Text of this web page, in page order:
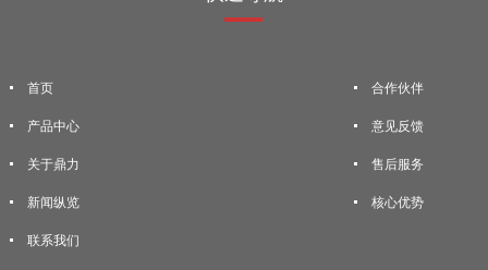
首页
产品中心
关于鼎力
新闻纵览
联系我们
合作伙伴
意见反馈
售后服务
核心优势